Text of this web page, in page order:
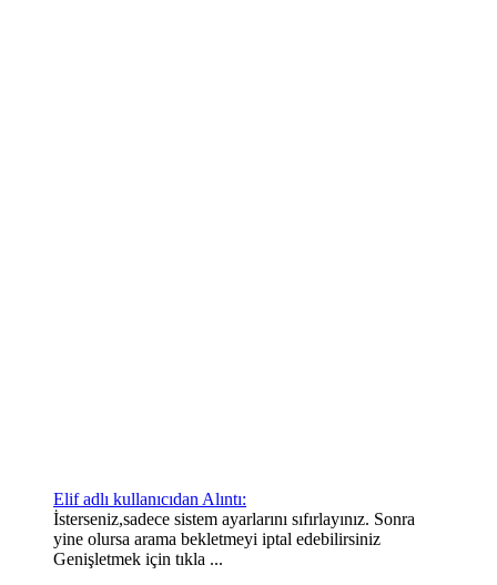
Elif adlı kullanıcıdan Alıntı:
İsterseniz,sadece sistem ayarlarını sıfırlayınız. Sonra
yine olursa arama bekletmeyi iptal edebilirsiniz
Genişletmek için tıkla ...